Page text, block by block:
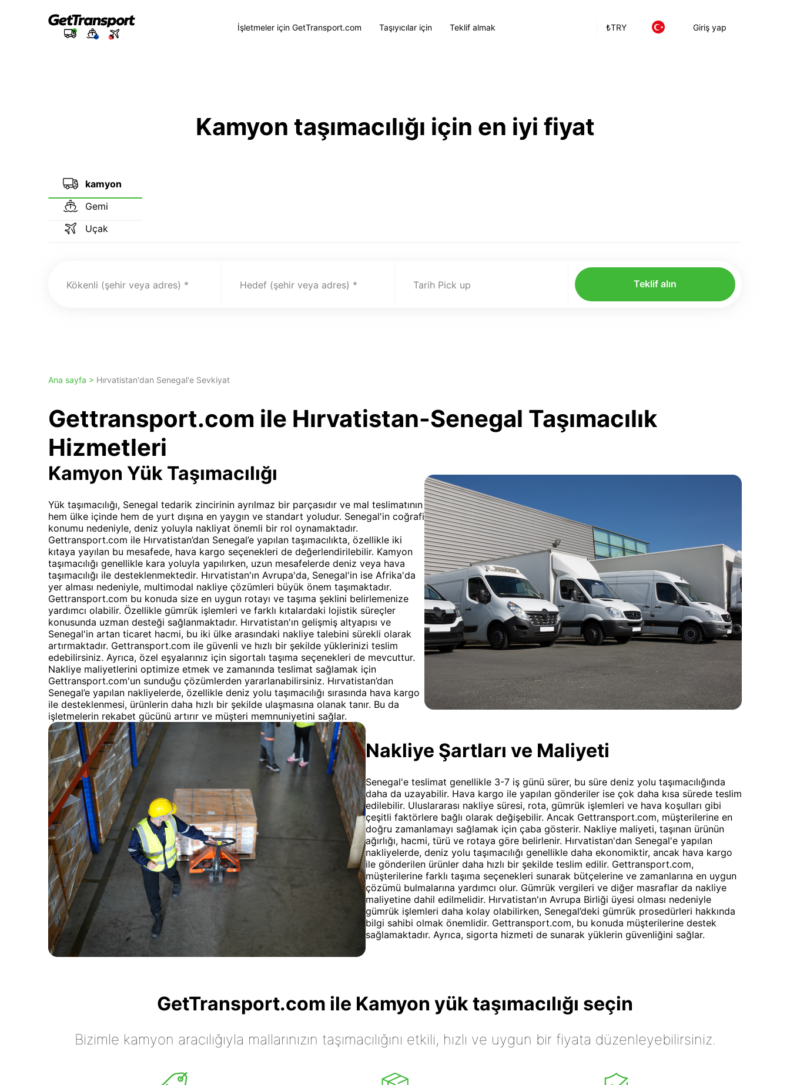
₺TRY Giriş yap
İşletmeler için GetTransport.com Taşıyıcılar için Teklif almak
Kamyon taşımacılığı için en iyi fiyat
kamyon
Gemi
Uçak
Kökenli (şehir veya adres) Hedef (şehir veya adres) Tarih Pick up Teklif alın
Ana sayfa > Hırvatistan'dan Senegal'e Sevkiyat
Gettransport.com ile Hırvatistan-Senegal Taşımacılık
Hizmetleri
Kamyon Yük Taşımacılığı
Yük taşımacılığı, Senegal tedarik zincirinin ayrılmaz bir parçasıdır ve mal teslimatının
hem ülke içinde hem de yurt dışına en yaygın ve standart yoludur. Senegal'in coğrafi
konumu nedeniyle, deniz yoluyla nakliyat önemli bir rol oynamaktadır.
Gettransport.com ile Hırvatistan’dan Senegal’e yapılan taşımacılıkta, özellikle iki
kıtaya yayılan bu mesafede, hava kargo seçenekleri de değerlendirilebilir. Kamyon
taşımacılığı genellikle kara yoluyla yapılırken, uzun mesafelerde deniz veya hava
taşımacılığı ile desteklenmektedir. Hırvatistan'ın Avrupa'da, Senegal'in ise Afrika'da
yer alması nedeniyle, multimodal nakliye çözümleri büyük önem taşımaktadır.
Gettransport.com bu konuda size en uygun rotayı ve taşıma şeklini belirlemenize
yardımcı olabilir. Özellikle gümrük işlemleri ve farklı kıtalardaki lojistik süreçler
konusunda uzman desteği sağlanmaktadır. Hırvatistan'ın gelişmiş altyapısı ve
Senegal'in artan ticaret hacmi, bu iki ülke arasındaki nakliye talebini sürekli olarak
artırmaktadır. Gettransport.com ile güvenli ve hızlı bir şekilde yüklerinizi teslim
edebilirsiniz. Ayrıca, özel eşyalarınız için sigortalı taşıma seçenekleri de mevcuttur.
Nakliye maliyetlerini optimize etmek ve zamanında teslimat sağlamak için
Gettransport.com'un sunduğu çözümlerden yararlanabilirsiniz. Hırvatistan’dan
Senegal’e yapılan nakliyelerde, özellikle deniz yolu taşımacılığı sırasında hava kargo
ile desteklenmesi, ürünlerin daha hızlı bir şekilde ulaşmasına olanak tanır. Bu da
işletmelerin rekabet gücünü artırır ve müşteri memnuniyetini sağlar.
Nakliye Şartları ve Maliyeti
Senegal'e teslimat genellikle 3-7 iş günü sürer, bu süre deniz yolu taşımacılığında
daha da uzayabilir. Hava kargo ile yapılan gönderiler ise çok daha kısa sürede teslim
edilebilir. Uluslararası nakliye süresi, rota, gümrük işlemleri ve hava koşulları gibi
çeşitli faktörlere bağlı olarak değişebilir. Ancak Gettransport.com, müşterilerine en
doğru zamanlamayı sağlamak için çaba gösterir. Nakliye maliyeti, taşınan ürünün
ağırlığı, hacmi, türü ve rotaya göre belirlenir. Hırvatistan'dan Senegal'e yapılan
nakliyelerde, deniz yolu taşımacılığı genellikle daha ekonomiktir, ancak hava kargo
ile gönderilen ürünler daha hızlı bir şekilde teslim edilir. Gettransport.com,
müşterilerine farklı taşıma seçenekleri sunarak bütçelerine ve zamanlarına en uygun
çözümü bulmalarına yardımcı olur. Gümrük vergileri ve diğer masraflar da nakliye
maliyetine dahil edilmelidir. Hırvatistan'ın Avrupa Birliği üyesi olması nedeniyle
gümrük işlemleri daha kolay olabilirken, Senegal’deki gümrük prosedürleri hakkında
bilgi sahibi olmak önemlidir. Gettransport.com, bu konuda müşterilerine destek
sağlamaktadır. Ayrıca, sigorta hizmeti de sunarak yüklerin güvenliğini sağlar.
GetTransport.com ile Kamyon yük taşımacılığı seçin
Bizimle kamyon aracılığıyla mallarınızın taşımacılığını etkili, hızlı ve uygun bir fiyata düzenleyebilirsiniz.